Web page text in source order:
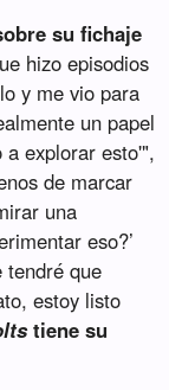
su fichaje
hizo episodios
y me vio para
un papel
explorar esto'",
de marcar
una
eso?’
tendré que
estoy listo
tiene su